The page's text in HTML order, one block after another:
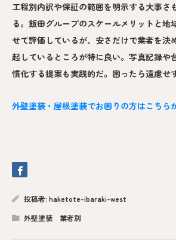
工程別内訳や保証の範囲を明示する大事さ
る。飯田グループのスケールメリットと地
せて評価しているが、安さだけで業者を決
起しているところが特に良い。写真記録や
慣化する提案も実践的だ。困ったら遠慮せ
外壁塗装・屋根塗装でお困りの方はこちら
投稿者: haketote-ibaraki-west
外壁塗装 業者別